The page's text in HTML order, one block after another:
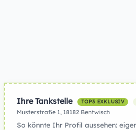
Ihre Tankstelle TOP3 EXKLUSIV
Musterstraße 1, 18182 Bentwisch
So könnte Ihr Profil aussehen: